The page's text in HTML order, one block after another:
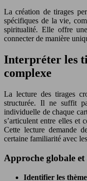
La création de tirages
spécifiques de la vie,
spiritualité. Elle offre
connecter de manière
Interpréter les
complexe
La lecture des tirages
structurée. Il ne suffit
individuelle de chaque
s’articulent entre elles et
Cette lecture demande
certaine familiarité avec
Approche globale et
Identifier les